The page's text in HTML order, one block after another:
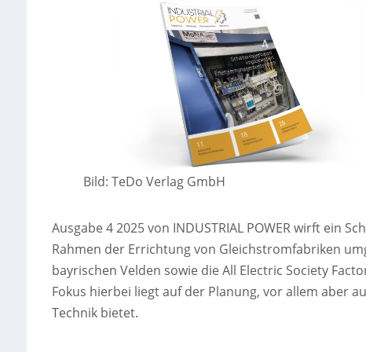
Bild: TeDo Verlag GmbH
Ausgabe 4 2025 von INDUSTRIAL POWER wirft ein
Rahmen der Errichtung von Gleichstromfabriken
bayrischen Velden sowie die All Electric Society
Fokus hierbei liegt auf der Planung, vor allem aber
Technik bietet.